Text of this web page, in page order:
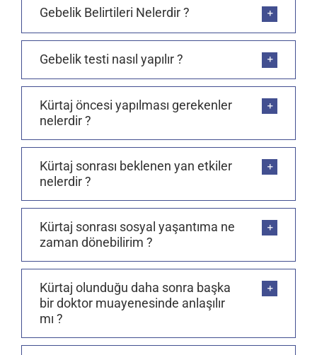
Gebelik Belirtileri Nelerdir ?
Gebelik testi nasıl yapılır ?
Kürtaj öncesi yapılması gerekenler
nelerdir ?
Kürtaj sonrası beklenen yan etkiler
nelerdir ?
Kürtaj sonrası sosyal yaşantıma ne
zaman dönebilirim ?
Kürtaj olunduğu daha sonra başka
bir doktor muayenesinde anlaşılır
mı ?